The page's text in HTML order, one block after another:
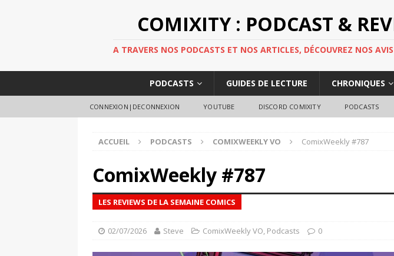
COMIXITY : PODCAST &
A TRAVERS NOS PODCASTS ET NOS ARTICLES, DÉCOUVREZ NOS
PODCASTS GUIDES DE LECTURE CHRONIQUES
CONNEXION|DECONNEXION YOUTUBE DISCORD COMIXITY PODCASTS
ACCUEIL PODCASTS COMIXWEEKLY VO ComixWeekly #787
ComixWeekly #787
LES REVIEWS DE LA SEMAINE COMICS
02/07/2026 Steve ComixWeekly VO, Podcasts 0